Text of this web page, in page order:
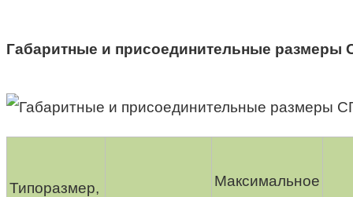
Габаритные и присоединительные размеры
Типоразмер,
Максимальное